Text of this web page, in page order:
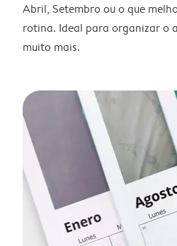
Abril, Setembro ou o que
rotina. Ideal para organizar o
muito mais.